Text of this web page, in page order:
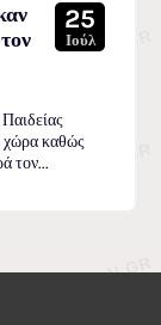
25
Ιούλ
χώρα καθώς
τον...